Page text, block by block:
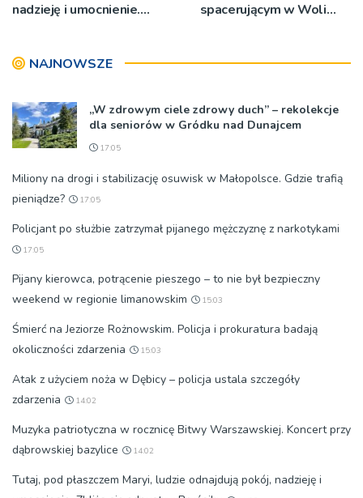
nadzieję i umocnienie.
spacerującym w Woli
NAJNOWSZE
„W zdrowym ciele zdrowy duch” – rekolekcje
dla seniorów w Gródku nad Dunajcem
17:05
Miliony na drogi i stabilizację osuwisk w Małopolsce. Gdzie trafią
pieniądze?
17:05
Policjant po służbie zatrzymał pijanego mężczyznę z narkotykami
17:05
Pijany kierowca, potrącenie pieszego – to nie był bezpieczny
weekend w regionie limanowskim
15:03
Śmierć na Jeziorze Rożnowskim. Policja i prokuratura badają
okoliczności zdarzenia
15:03
Atak z użyciem noża w Dębicy – policja ustala szczegóły
zdarzenia
14:02
Muzyka patriotyczna w rocznicę Bitwy Warszawskiej. Koncert przy
dąbrowskiej bazylice
14:02
Tutaj, pod płaszczem Maryi, ludzie odnajdują pokój, nadzieję i